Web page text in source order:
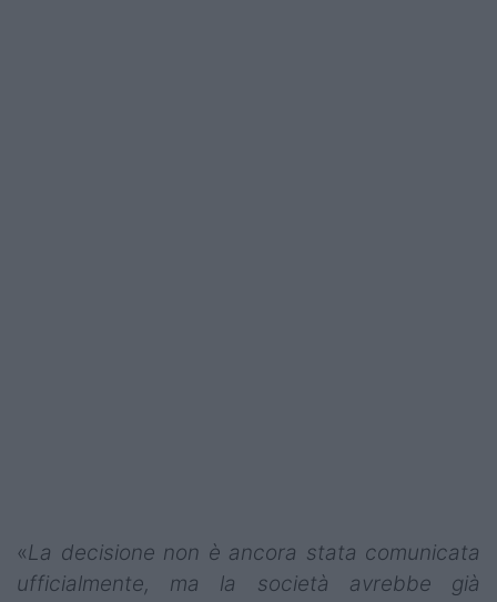
«La decisione non è ancora stata comunicata
ufficialmente, ma la società avrebbe già